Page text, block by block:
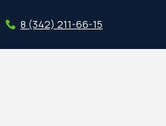
8 (342) 211-66-15